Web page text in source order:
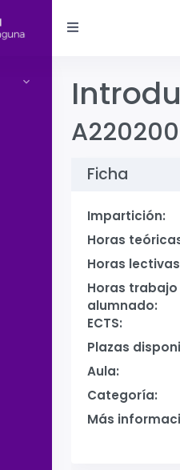
Ficha
Impartición:
Horas
Horas
Horas
alumnado:
ECTS:
Plazas
Aula:
Categoría:
Más